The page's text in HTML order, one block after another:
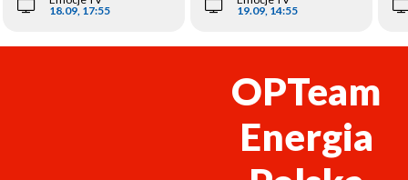
18.09, 17:55
19.09, 14:55
OPTeam
Energia